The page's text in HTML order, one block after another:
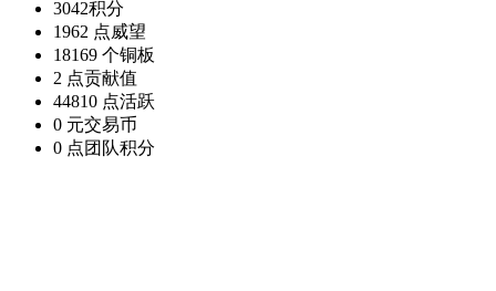
3042积分
1962 点威望
18169 个铜板
2 点贡献值
44810 点活跃
0 元交易币
0 点团队积分